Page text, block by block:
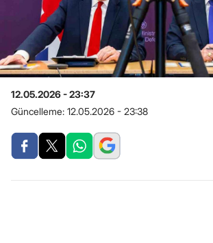
12.05.2026 - 23:37
Güncelleme: 12.05.2026 - 23:38